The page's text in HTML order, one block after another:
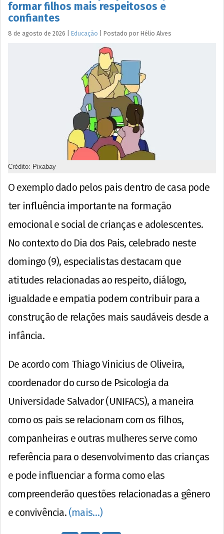
formar filhos mais respeitosos e
confiantes
8 de agosto de 2026 Educação Postado por Hélio Alves
Crédito: Pixabay
O exemplo dado pelos pais dentro de casa pode
ter influência importante na formação
emocional e social de crianças e adolescentes.
No contexto do Dia dos Pais, celebrado neste
domingo (9), especialistas destacam que
atitudes relacionadas ao respeito, diálogo,
igualdade e empatia podem contribuir para a
construção de relações mais saudáveis desde a
infância.
De acordo com Thiago Vinicius de Oliveira,
coordenador do curso de Psicologia da
Universidade Salvador (UNIFACS), a maneira
como os pais se relacionam com os filhos,
companheiras e outras mulheres serve como
referência para o desenvolvimento das crianças
e pode influenciar a forma como elas
compreenderão questões relacionadas a gênero
e convivência. (mais…)